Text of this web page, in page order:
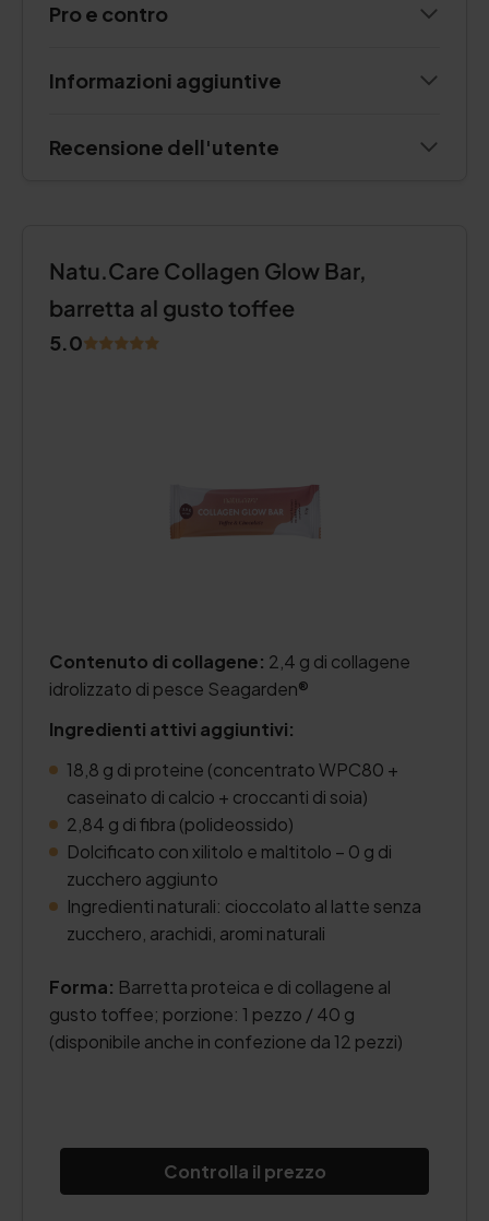
Pro e contro
Informazioni aggiuntive
Recensione dell'utente
Natu.Care Collagen Glow Bar,
barretta al gusto toffee
5.0
Contenuto di collagene: 2,4 g di collagene
idrolizzato di pesce Seagarden®
Ingredienti attivi aggiuntivi:
18,8 g di proteine (concentrato WPC80 +
caseinato di calcio + croccanti di soia)
2,84 g di fibra (polideossido)
Dolcificato con xilitolo e maltitolo – 0 g di
zucchero aggiunto
Ingredienti naturali: cioccolato al latte senza
zucchero, arachidi, aromi naturali
Forma: Barretta proteica e di collagene al
gusto toffee; porzione: 1 pezzo / 40 g
(disponibile anche in confezione da 12 pezzi)
Controlla il prezzo